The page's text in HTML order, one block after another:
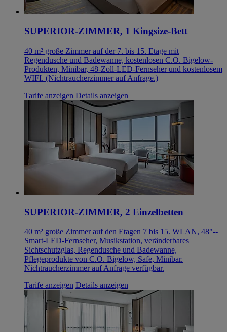
SUPERIOR-ZIMMER, 1 Kingsize-Bett
40 m² große Zimmer auf der 7. bis 15. Etage mit
Regendusche und Badewanne, kostenlosen C.O. Bigelow-
Produkten, Minibar, 48-Zoll-LED-Fernseher und kostenlosem
WIFI. (Nichtraucherzimmer auf Anfrage.)
Tarife anzeigen Details anzeigen
SUPERIOR-ZIMMER, 2 Einzelbetten
40 m² große Zimmer auf den Etagen 7 bis 15. WLAN, 48"--
Smart-LED-Fernseher, Musikstation, veränderbares
Sichtschutzglas, Regendusche und Badewanne,
Pflegeprodukte von C.O. Bigelow, Safe, Minibar.
Nichtraucherzimmer auf Anfrage verfügbar.
Tarife anzeigen Details anzeigen